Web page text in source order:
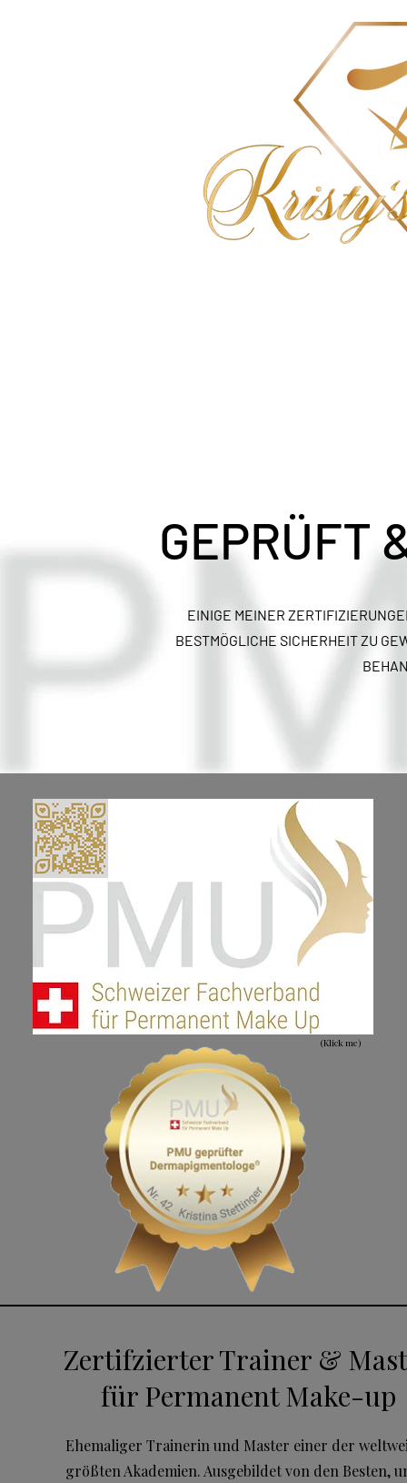
GEPRÜFT
EINIGE MEINER
BESTMÖGLICHE SICHERHEIT ZU
(Klick me)
Zertifzierter Trainer &
für Permanent Make-up
Ehemaliger Trainerin und Master einer der
größten Akademien. Ausgebildet von den Besten,